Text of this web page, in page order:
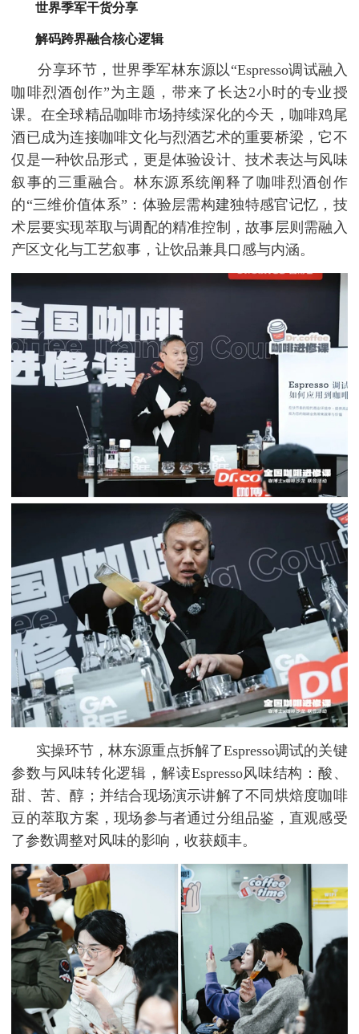
世界季军干货分享
解码跨界融合核心逻辑
分享环节，世界季军林东源以“Espresso调试融入
咖啡烈酒创作”为主题，带来了长达2小时的专业授
课。在全球精品咖啡市场持续深化的今天，咖啡鸡尾
酒已成为连接咖啡文化与烈酒艺术的重要桥梁，它不
仅是一种饮品形式，更是体验设计、技术表达与风味
叙事的三重融合。林东源系统阐释了咖啡烈酒创作
的“三维价值体系”：体验层需构建独特感官记忆，技
术层要实现萃取与调配的精准控制，故事层则需融入
产区文化与工艺叙事，让饮品兼具口感与内涵。
实操环节，林东源重点拆解了Espresso调试的关键
参数与风味转化逻辑，解读Espresso风味结构：酸、
甜、苦、醇；并结合现场演示讲解了不同烘焙度咖啡
豆的萃取方案，现场参与者通过分组品鉴，直观感受
了参数调整对风味的影响，收获颇丰。